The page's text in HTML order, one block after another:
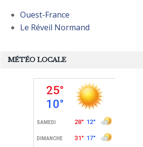
MÉTÉO LOCALE
Ouest-France
Le Réveil Normand